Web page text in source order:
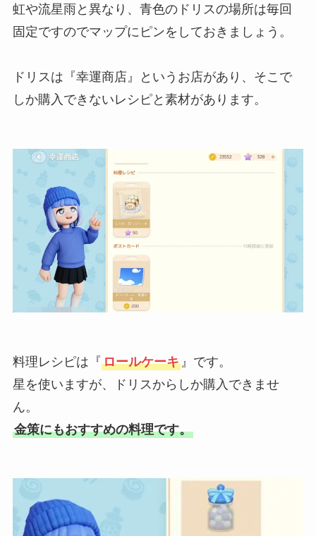
虹や流星雨と異なり、青色のドリスの場所は毎回
固定ですのでマップにピンをしておきましょう。
ドリスは『幸運商店』というお店があり、そこで
しか購入できないレシピと素材があります。
料理レシピは『ロールケーキ』です。
星を使いますが、ドリスからしか購入できませ
ん。
金策にもおすすめの料理です。